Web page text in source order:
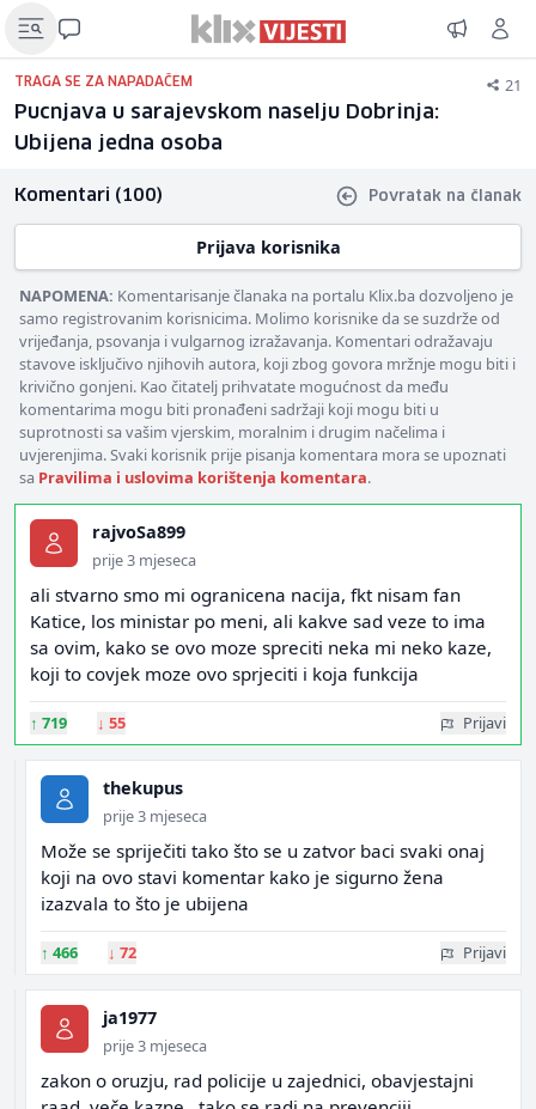
TRAGA SE ZA NAPADAČEM 21
Pucnjava u sarajevskom naselju Dobrinja:
Ubijena jedna osoba
Komentari (100) Povratak na članak
Prijava korisnika
NAPOMENA: Komentarisanje članaka na portalu Klix.ba dozvoljeno je
samo registrovanim korisnicima. Molimo korisnike da se suzdrže od
vrijeđanja, psovanja i vulgarnog izražavanja. Komentari odražavaju
stavove isključivo njihovih autora, koji zbog govora mržnje mogu biti i
krivično gonjeni. Kao čitatelj prihvatate mogućnost da među
komentarima mogu biti pronađeni sadržaji koji mogu biti u
suprotnosti sa vašim vjerskim, moralnim i drugim načelima i
uvjerenjima. Svaki korisnik prije pisanja komentara mora se upoznati
sa Pravilima i uslovima korištenja komentara.
rajvoSa899
prije 3 mjeseca
ali stvarno smo mi ogranicena nacija, fkt nisam fan
Katice, los ministar po meni, ali kakve sad veze to ima
sa ovim, kako se ovo moze spreciti neka mi neko kaze,
koji to covjek moze ovo sprjeciti i koja funkcija
↑ 719 ↓ 55 Prijavi
thekupus
prije 3 mjeseca
Može se spriječiti tako što se u zatvor baci svaki onaj
koji na ovo stavi komentar kako je sigurno žena
izazvala to što je ubijena
↑ 466 ↓ 72 Prijavi
ja1977
prije 3 mjeseca
zakon o oruzju, rad policije u zajednici, obavjestajni